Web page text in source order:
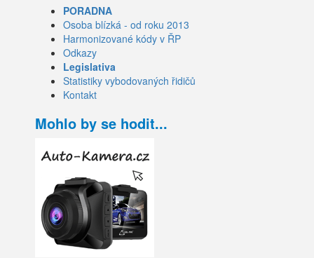
PORADNA
Osoba blízká - od roku 2013
Harmonizované kódy v ŘP
Odkazy
Legislativa
Statistiky vybodovaných řidičů
Kontakt
Mohlo by se hodit...